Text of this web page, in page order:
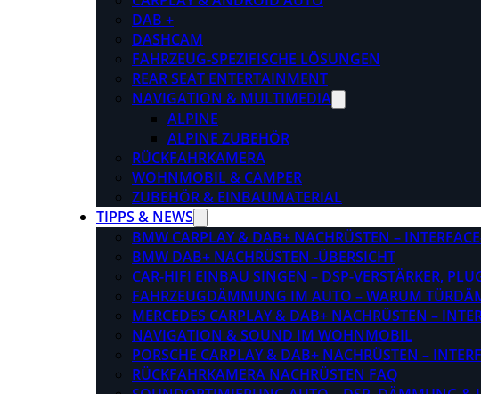
DAB +
DASHCAM
FAHRZEUG-SPEZIFISCHE LÖSUNGEN
REAR SEAT ENTERTAINMENT
NAVIGATION & MULTIMEDIA
ALPINE
ALPINE ZUBEHÖR
RÜCKFAHRKAMERA
WOHNMOBIL & CAMPER
ZUBEHÖR & EINBAUMATERIAL
TIPPS & NEWS
BMW CARPLAY & DAB+ NACHRÜSTEN –
BMW DAB+ NACHRÜSTEN -ÜBERSICHT
CAR-HIFI EINBAU SINGEN – DSP-VERSTÄRKER,
FAHRZEUGDÄMMUNG IM AUTO – WARUM
MERCEDES CARPLAY & DAB+ NACHRÜSTEN –
NAVIGATION & SOUND IM WOHNMOBIL
PORSCHE CARPLAY & DAB+ NACHRÜSTEN –
RÜCKFAHRKAMERA NACHRÜSTEN FAQ